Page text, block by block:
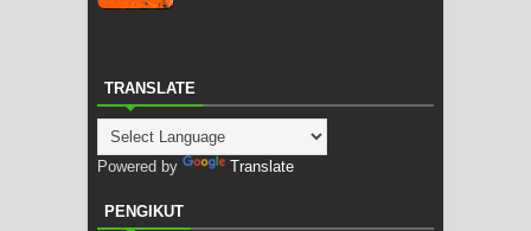
TRANSLATE
Powered by Translate
PENGIKUT